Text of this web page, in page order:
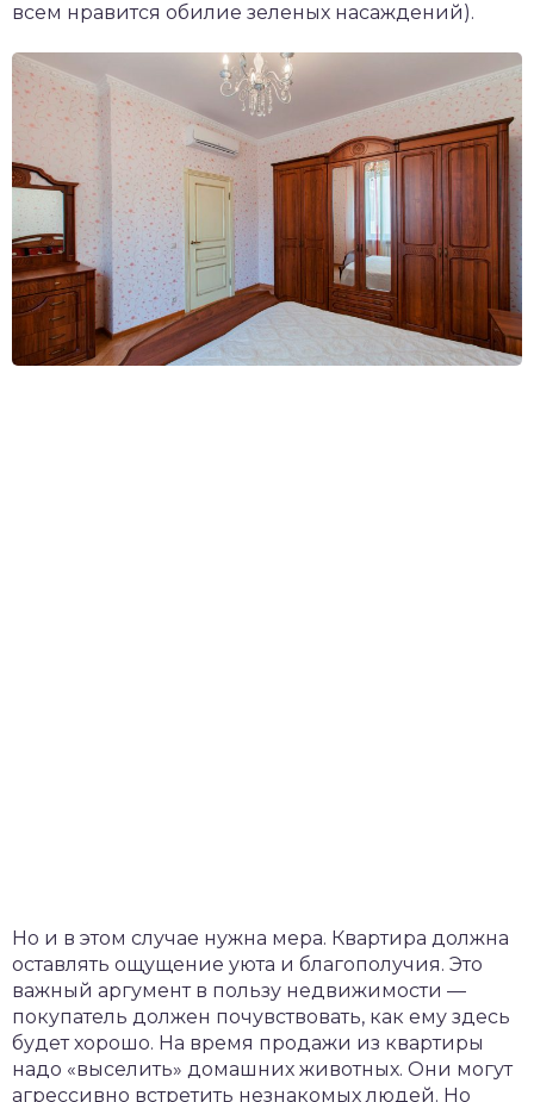
всем нравится обилие зеленых насаждений).
Но и в этом случае нужна мера. Квартира должна
оставлять ощущение уюта и благополучия. Это
важный аргумент в пользу недвижимости —
покупатель должен почувствовать, как ему здесь
будет хорошо. На время продажи из квартиры
надо «выселить» домашних животных. Они могут
агрессивно встретить незнакомых людей. Но